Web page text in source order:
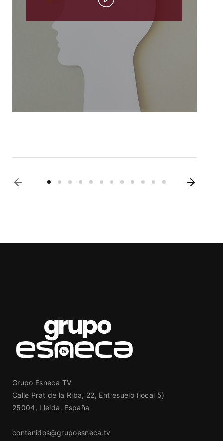
Grupo Esneca TV
Calle Prat de la Riba, 22, Entresuelo (local 5)
25004, Lleida. España
contenidos@grupoesneca.tv